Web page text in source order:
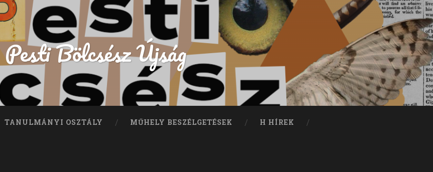
Pesti Bölcsész Újság
TANULMÁNYI OSZTÁLY MŰHELY BESZÉLGETÉSEK H HÍREK